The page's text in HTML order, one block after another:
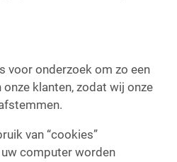
voor onderzoek om zo een
klanten, zodat wij onze
van “cookies”
computer worden